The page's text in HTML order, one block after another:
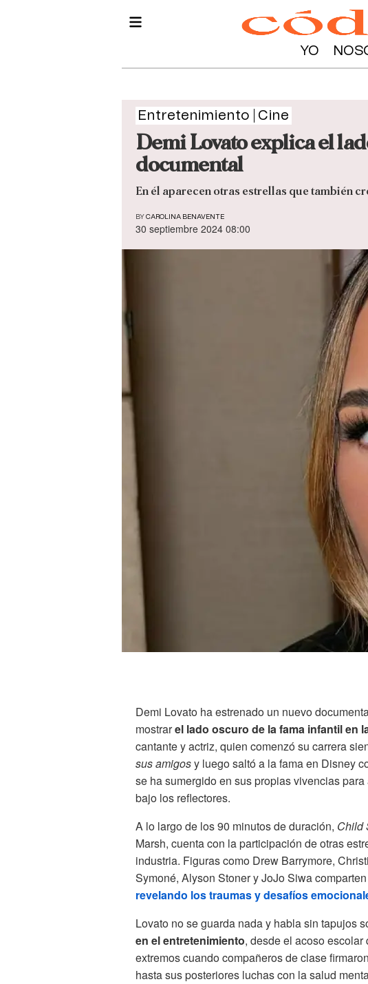
YO
Entretenimiento Cine
Demi Lovato explica el
documental
En él aparecen otras estrellas que también
BY CAROLINA BENAVENTE
30 septiembre 2024 08:00
Demi Lovato ha estrenado un nuevo
mostrarel lado oscuro de la fama infantil en
cantante y actriz, quien comenzó su carrera
sus amigosy luego saltó a la fama en Disney
se ha sumergido en sus propias vivencias
bajo los reflectores.
A lo largo de los 90 minutos de duración, Child
Marsh, cuenta con la participación de otras
industria. Figuras como Drew Barrymore,
Symoné, Alyson Stoner y JoJo Siwa
revelando los traumas y desafíos
Lovato no se guarda nada y habla sin tapujos
en el entretenimiento, desde el acoso
extremos cuando compañeros de clase
hasta sus posteriores luchas con la salud